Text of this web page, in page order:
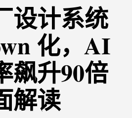
设计系统
化，AI
飙升90倍
读